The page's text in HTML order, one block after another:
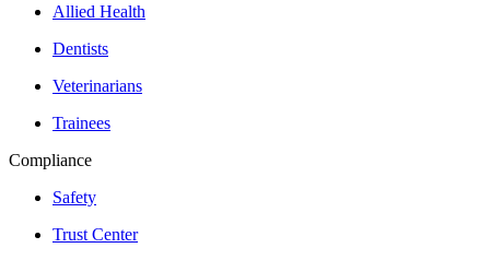
Allied Health
Dentists
Veterinarians
Trainees
Compliance
Safety
Trust Center